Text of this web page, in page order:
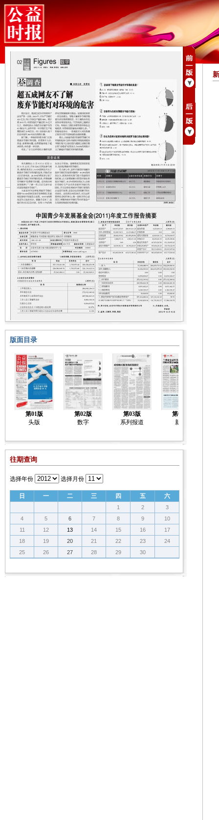
版面目录
第01版
头版
第02版
数字
第03版
系列报道
第04版
新闻
往期查询
选择年份 选择月份
日 一 二 三 四 五 六
1 2
3
4
5 6 7 8 9
10
11
12 13 14 15 16
17
18
19 20 21 22 23
24
25
26 27 28 29 30